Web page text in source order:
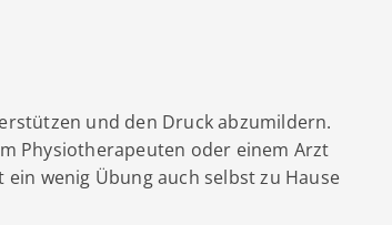
und den Druck abzumildern.
Physiotherapeuten oder einem Arzt
wenig Übung auch selbst zu Hause